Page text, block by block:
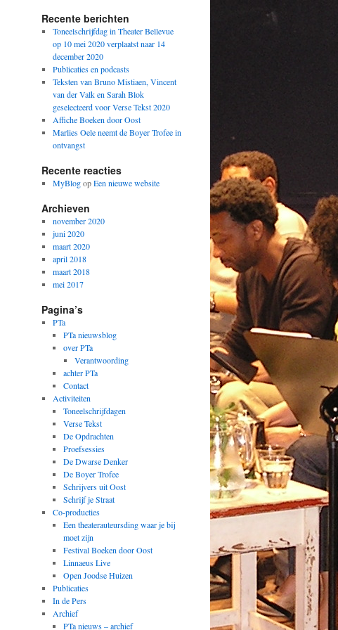
Recente berichten
Toneelschrijfdag in Theater Bellevue
op 10 mei 2020 verplaatst naar 14
december 2020
Publicaties en podcasts
Teksten van Bruno Mistiaen, Vincent
van der Valk en Sarah Blok
geselecteerd voor Verse Tekst 2020
Affiche Boeken door Oost
Marlies Oele neemt de Boyer Trofee in
ontvangst
Recente reacties
MyBlogopEen nieuwe website
Archieven
november 2020
juni 2020
maart 2020
april 2018
maart 2018
mei 2017
Pagina’s
PTa
PTa nieuwsblog
over PTa
Verantwoording
achter PTa
Contact
Activiteiten
Toneelschrijfdagen
Verse Tekst
De Opdrachten
Proefsessies
De Dwarse Denker
De Boyer Trofee
Schrijvers uit Oost
Schrijf je Straat
Co-producties
Een theaterauteursding waar je bij
moet zijn
Festival Boeken door Oost
Linnaeus Live
Open Joodse Huizen
Publicaties
In de Pers
Archief
PTa nieuws – archief